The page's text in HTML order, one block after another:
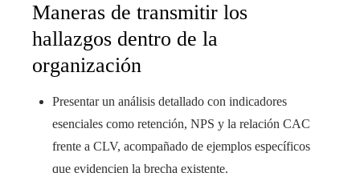
Maneras de transmitir los
hallazgos dentro de la
organización
Presentar un análisis detallado con indicadores
esenciales como retención, NPS y la relación CAC
frente a CLV, acompañado de ejemplos específicos
que evidencien la brecha existente.